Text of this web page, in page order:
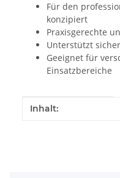
Für den
konzipiert
Praxisgerechte
Unterstützt
Geeignet für
Einsatzbereiche
Produkteigenschaft
Wert
Inhalt: